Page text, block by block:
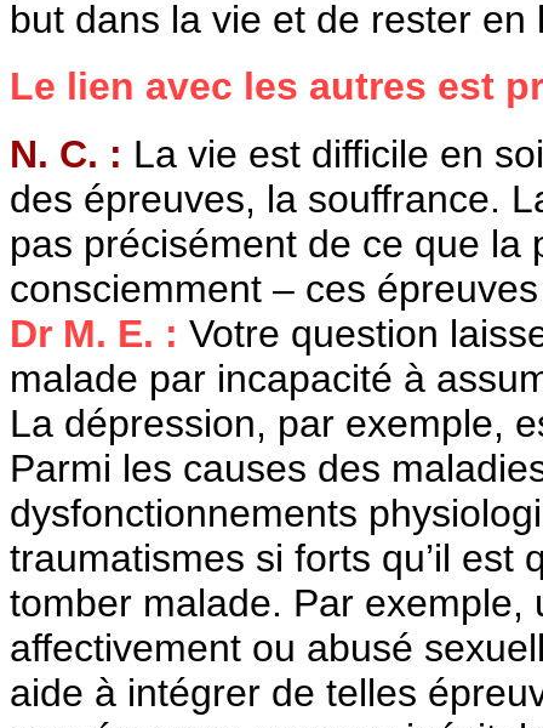
but dans la vie et de rester en
Le lien avec les autres est
N. C. : La vie est difficile en
des épreuves, la souffrance.
pas précisément de ce que la
consciemment – ces
Dr M. E. : Votre question
malade par incapacité à
La dépression, par exemple,
Parmi les causes des
dysfonctionnements
traumatismes si forts qu’il est
tomber malade. Par exemple,
affectivement ou abusé
aide à intégrer de telles